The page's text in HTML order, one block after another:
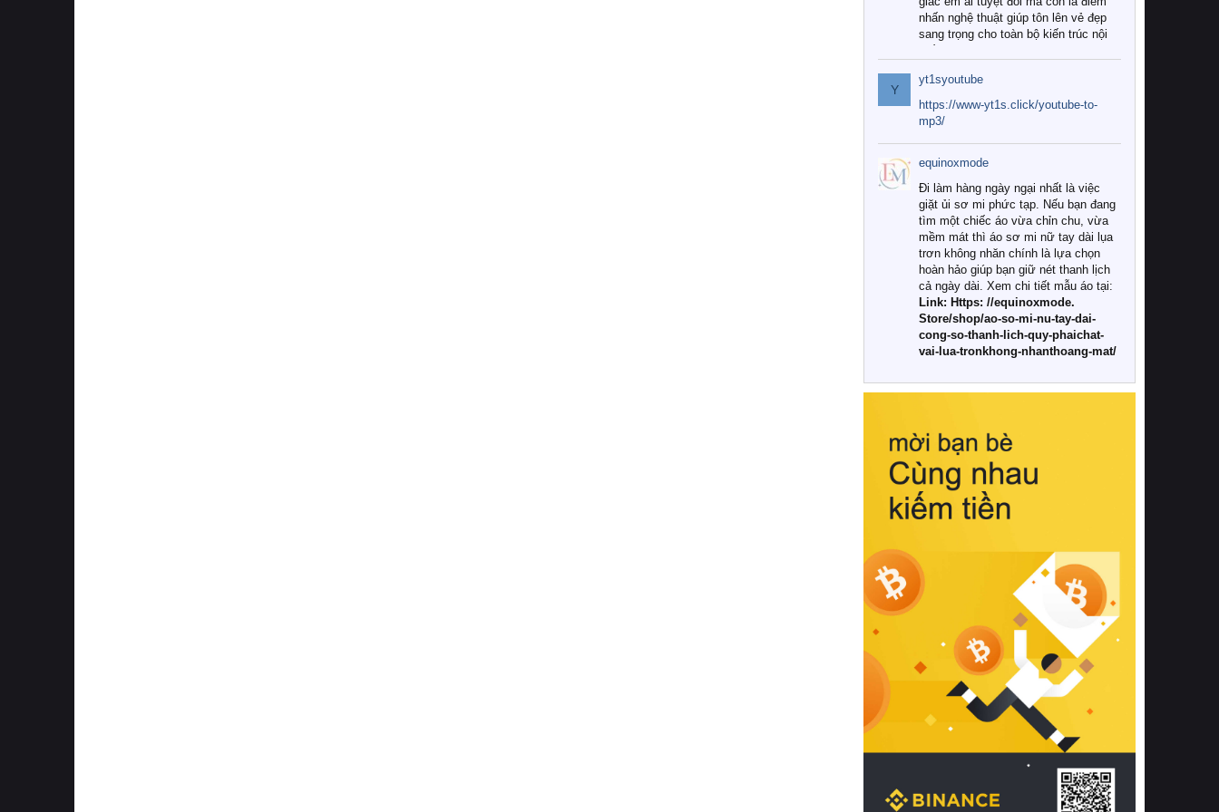
nhấn nghệ thuật giúp tôn lên vẻ đẹp
sang trọng cho toàn bộ kiến trúc nội
Tuy nhiên, giữa thị trường đa dạng
với vô vàn thương hiệu và mẫu mã
như hiện nay, làm thế nào để chọn
được những bộ chăn ga gối đệm cao
cấp thực sự chất lượng, phù hợp với
khí hậu và nhu cầu sử dụng của gia
đình? Hãy cùng chúng tôi đi tìm lời
giải đáp chi tiết qua bài viết dưới đây.
1. Tại sao các gia đình hiện đại lại ưa
chuộng chăn ga gối đệm cao cấp?
Khác với các dòng sản phẩm thông
thường, những bộ chăn ga gối đệm
cao cấp trải qua quy trình sản xuất
nghiêm ngặt từ khâu chọn lọc nguyên
liệu tự nhiên đến công nghệ dệt
nhuộm hiện đại không chứa hóa chất
này, bạn sẽ cảm nhận rõ rệt sự khác
hồi chuẩn xác của phần đệm nâng đỡ
cột sống.
Bên cạnh đó, việc lựa chọn các dòng
sản phẩm đạt chuẩn chất lượng quốc
tế còn giúp ngăn ngừa tình trạng kích
khuẩn và nấm mốc trong điều kiện
thời tiết nóng ẩm. Bạn có thể tìm hiểu
thêm các nghiên cứu khoa học về tác
động của giấc ngủ và môi trường
phòng ngủ đối với sức khỏe con
người tại Sleep Foundation (External
Link) để có cái nhìn toàn diện hơn.
2. Các tiêu chí vàng khi lựa chọn
chăn ga gối đệm cao cấp cho phòng
ngủ
Để sở hữu một bộ chăn ga gối đệm
cao cấp hoàn hảo cả về thẩm mỹ lẫn
công năng, người tiêu dùng cần cân
nhắc kỹ lưỡng các tiêu chí quan trọng
Y
yt1syoutube
https://www-yt1s.click/youtube-to-
mp3/
equinoxmode
Đi làm hàng ngày ngại nhất là việc
giặt ủi sơ mi phức tạp. Nếu bạn đang
tìm một chiếc áo vừa chỉn chu, vừa
mềm mát thì áo sơ mi nữ tay dài lụa
trơn không nhăn chính là lựa chọn
hoàn hảo giúp bạn giữ nét thanh lịch
cả ngày dài. Xem chi tiết mẫu áo tại:
Link: Https: //equinoxmode.
Store/shop/ao-so-mi-nu-tay-dai-
cong-so-thanh-lich-quy-phaichat-
vai-lua-tronkhong-nhanthoang-mat/